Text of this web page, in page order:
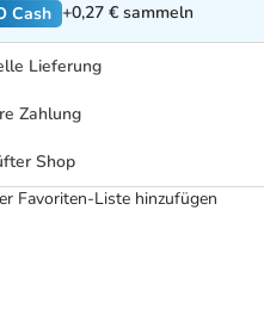
Cash +0,27 € sammeln
Lieferung
Zahlung
Shop
Favoriten-Liste hinzufügen